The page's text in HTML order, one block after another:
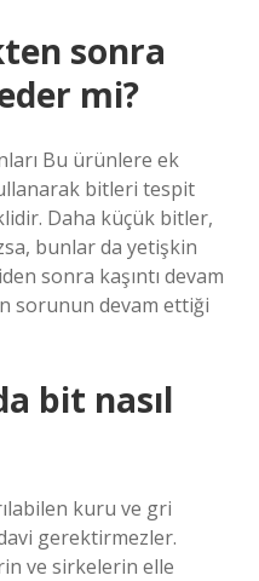
sonra
mi?
Bu ürünlere ek
bitleri tespit
Daha küçük bitler,
bunlar da yetişkin
sonra kaşıntı devam
sorunun devam ettiği
bit nasıl
kuru ve gri
gerektirmezler.
ve sirkelerin elle